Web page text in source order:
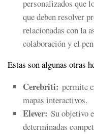
personalizados que
que deben resolver
relacionadas con la
colaboración y el
Estas son algunas otras
Cerebriti: permite
mapas interactivos.
Elever: Su objetivo
determinadas